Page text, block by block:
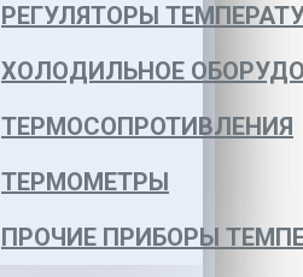
РЕГУЛЯТОРЫ
ХОЛОДИЛЬНОЕ
ТЕРМОСОПРОТИВЛЕНИЯ
ТЕРМОМЕТРЫ
ПРОЧИЕ ПРИБОРЫ